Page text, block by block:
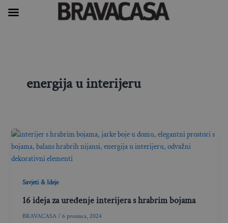
energija u interijeru
Savjeti & Ideje
16 ideja za uređenje interijera s hrabrim bojama
BRAVACASA/6 prosinca, 2024